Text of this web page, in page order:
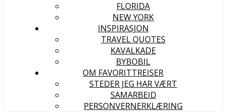
FLORIDA
NEW YORK
INSPIRASJON
TRAVEL QUOTES
KAVALKADE
BYBOBIL
OM FAVORITTREISER
STEDER JEG HAR VÆRT
SAMARBEID
PERSONVERNERKLÆRING